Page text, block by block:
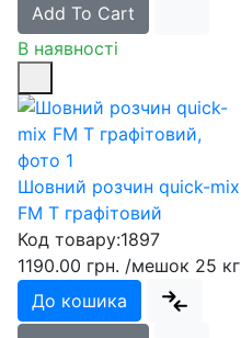
Add To Cart
В наявності
Шовний розчин quick-mix
FM T графітовий
Код товару:1897
1190.00 грн. /мешок 25 кг
До кошика